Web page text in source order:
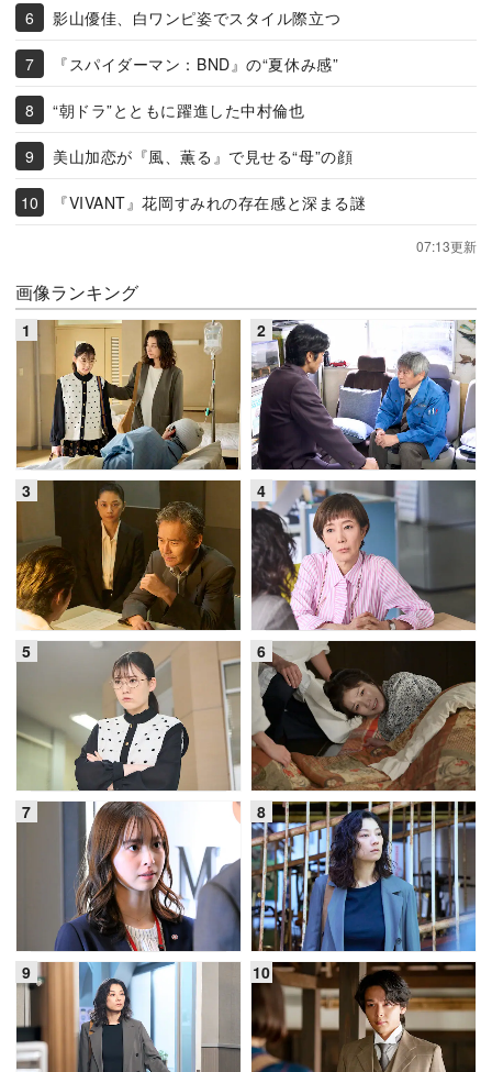
影山優佳、白ワンピ姿でスタイル際立つ
『スパイダーマン：BND』の“夏休み感”
“朝ドラ”とともに躍進した中村倫也
美山加恋が『風、薫る』で見せる“母”の顔
『VIVANT』花岡すみれの存在感と深まる謎
07:13更新
画像ランキング